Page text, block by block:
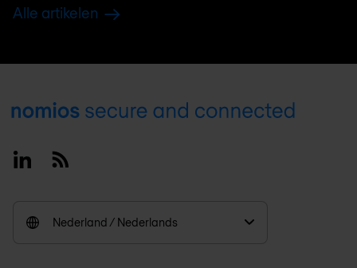
Alle artikelen
Footer
LinkedinRSS
Nederland / Nederlands